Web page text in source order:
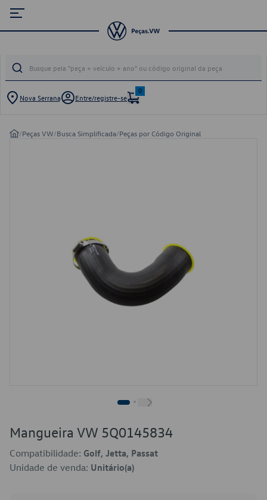
Nova Serrana Entre/registre-se
0
/Peças VW/Busca Simplificada/Peças por Código Original
Mangueira VW 5Q0145834
Compatibilidade: Golf, Jetta, Passat
Unidade de venda: Unitário(a)